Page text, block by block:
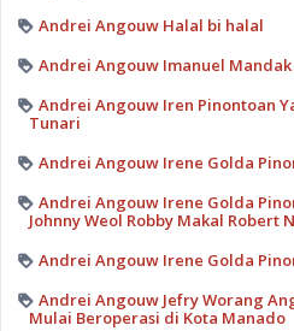
Andrei Angouw Halal bi halal
Andrei Angouw Imanuel Mandak
Andrei Angouw Iren Pinontoan
Tunari
Andrei Angouw Irene Golda
Andrei Angouw Irene Golda
Johnny Weol Robby Makal Robert
Andrei Angouw Irene Golda
Andrei Angouw Jefry Worang
Mulai Beroperasi di Kota Manado